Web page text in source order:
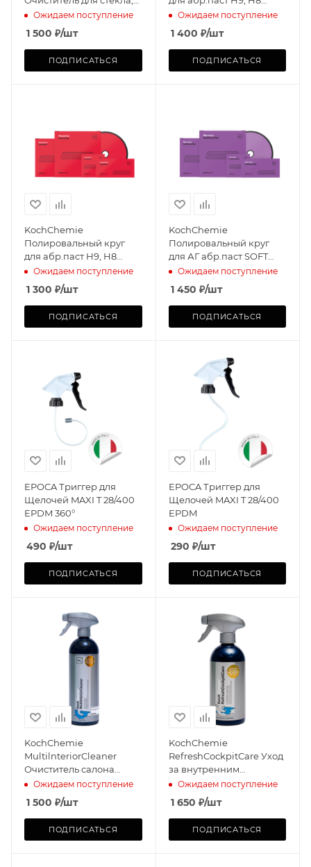
окрашенных и
поликарбонатных
поверхн-ей
Ожидаем поступление
1 500 ₽/шт
ПОДПИСАТЬСЯ
Ø150х25мм
Ожидаем поступление
1 400 ₽/шт
ПОДПИСАТЬСЯ
KochChemie
Полировальный круг
для абр.паст H9, H8
Ø126х25мм
Ожидаем поступление
1 300 ₽/шт
ПОДПИСАТЬСЯ
KochChemie
Полировальный круг
для АГ абр.паст SOFT
M2.01, M2.02, P3
Ø150х25мм
Ожидаем поступление
1 450 ₽/шт
ПОДПИСАТЬСЯ
EPOCA Триггер для
Щелочей MAXI T 28/400
EPDM 360°
Ожидаем поступление
490 ₽/шт
ПОДПИСАТЬСЯ
EPOCA Триггер для
Щелочей MAXI T 28/400
EPDM
Ожидаем поступление
290 ₽/шт
ПОДПИСАТЬСЯ
KochChemie
MultilnteriorCleaner
Очиститель салона
(750мл)
Ожидаем поступление
1 500 ₽/шт
ПОДПИСАТЬСЯ
KochChemie
RefreshCockpitCare Уход
за внутренним
пластиком (500мл)
Ожидаем поступление
1 650 ₽/шт
ПОДПИСАТЬСЯ